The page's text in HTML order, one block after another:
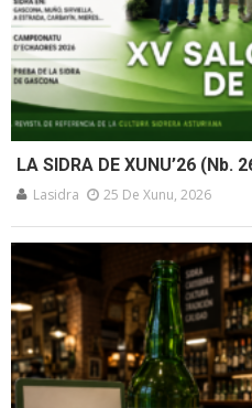
LA SIDRA DE XUNU’26 (Nb.
Lasidra 25 De Xunu, 2026